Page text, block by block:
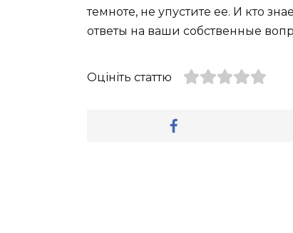
темноте, не упустите ее. И кто
ответы на ваши собственные
Оцініть статтю